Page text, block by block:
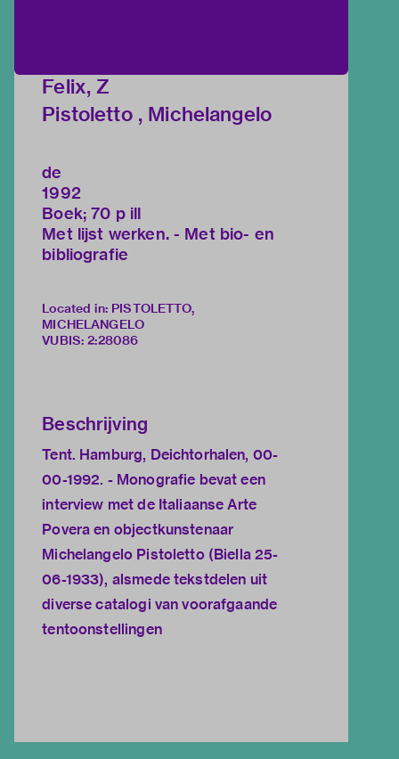
Felix, Z
Pistoletto , Michelangelo
de
1992
Boek; 70 p ill
Met lijst werken. - Met bio- en
bibliografie
Located in: PISTOLETTO,
MICHELANGELO
VUBIS: 2:28086
Beschrijving
Tent. Hamburg, Deichtorhalen, 00-
00-1992. - Monografie bevat een
interview met de Italiaanse Arte
Povera en objectkunstenaar
Michelangelo Pistoletto (Biella 25-
06-1933), alsmede tekstdelen uit
diverse catalogi van voorafgaande
tentoonstellingen